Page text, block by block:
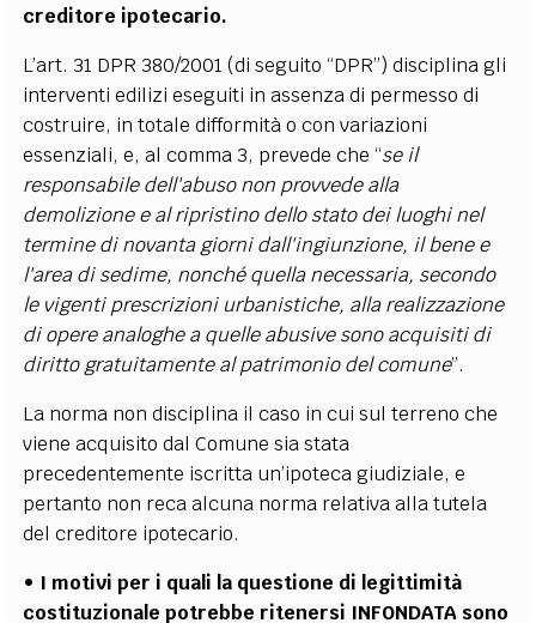
creditore ipotecario.
L’art. 31 DPR 380/2001 (di seguito “DPR”) disciplina gli
interventi edilizi eseguiti in assenza di permesso di
costruire, in totale difformità o con variazioni
essenziali, e, al comma 3, prevede che “se il
responsabile dell'abuso non provvede alla
demolizione e al ripristino dello stato dei luoghi nel
termine di novanta giorni dall'ingiunzione, il bene e
l'area di sedime, nonché quella necessaria, secondo
le vigenti prescrizioni urbanistiche, alla realizzazione
di opere analoghe a quelle abusive sono acquisiti di
diritto gratuitamente al patrimonio del comune”.
La norma non disciplina il caso in cui sul terreno che
viene acquisito dal Comune sia stata
precedentemente iscritta un’ipoteca giudiziale, e
pertanto non reca alcuna norma relativa alla tutela
del creditore ipotecario.
• I motivi per i quali la questione di legittimità
costituzionale potrebbe ritenersi INFONDATA sono